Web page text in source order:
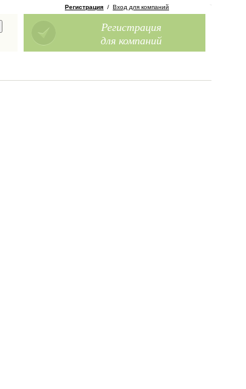
Регистрация / Вход для компаний
Регистрация
для компаний